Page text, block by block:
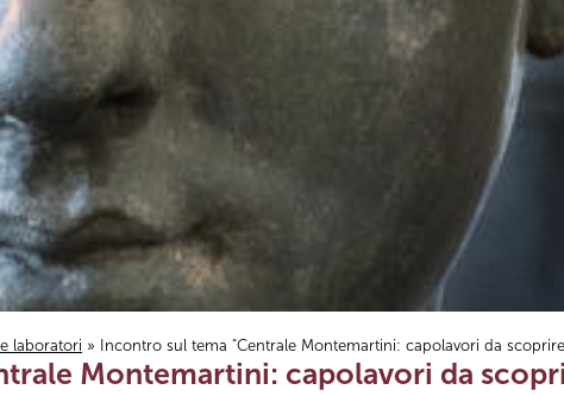
laboratori » Incontro sul tema "Centrale Montemartini: capolavori da
Montemartini: capolavori da